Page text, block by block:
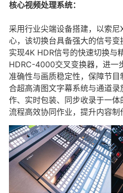
核心视频处理系统：
采用行业尖端设备搭建，以索
心，该切换台具备强大的信号
实现4K HDR信号的快速切换与
HDRC-4000交叉变换器，进一
准确性与画质稳定性，保障节
合超高清图文字幕系统与通道录
作、实时包装、同步收录于一
流程高效协同作业，提升内容制